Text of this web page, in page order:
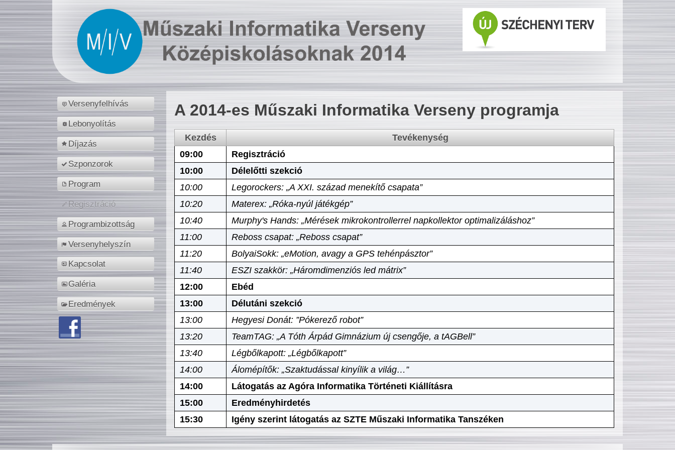
Versenyfelhívás
Lebonyolítás
Díjazás
Szponzorok
Program
Regisztráció
Programbizottság
Versenyhelyszín
Kapcsolat
Galéria
Eredmények
A 2014-es Műszaki Informatika Verseny programja
Kezdés
Tevékenység
09:00
Regisztráció
10:00
Délelőtti szekció
10:00
Legorockers: „A XXI. század menekítő csapata”
10:20
Materex: „Róka-nyúl játékgép”
10:40
Murphy's Hands: „Mérések mikrokontrollerrel napkollektor optimalizáláshoz”
11:00
Reboss csapat: „Reboss csapat”
11:20
BolyaiSokk: „eMotion, avagy a GPS tehénpásztor”
11:40
ESZI szakkör: „Háromdimenziós led mátrix”
12:00
Ebéd
13:00
Délutáni szekció
13:00
Hegyesi Donát: ”Pókerező robot”
13:20
TeamTAG: „A Tóth Árpád Gimnázium új csengője, a tAGBell”
13:40
Légbőlkapott: „Légbőlkapott”
14:00
Álomépítők: „Szaktudással kinyílik a világ…”
14:00
Látogatás az Agóra Informatika Történeti Kiállításra
15:00
Eredményhirdetés
15:30
Igény szerint látogatás az SZTE Műszaki Informatika Tanszéken